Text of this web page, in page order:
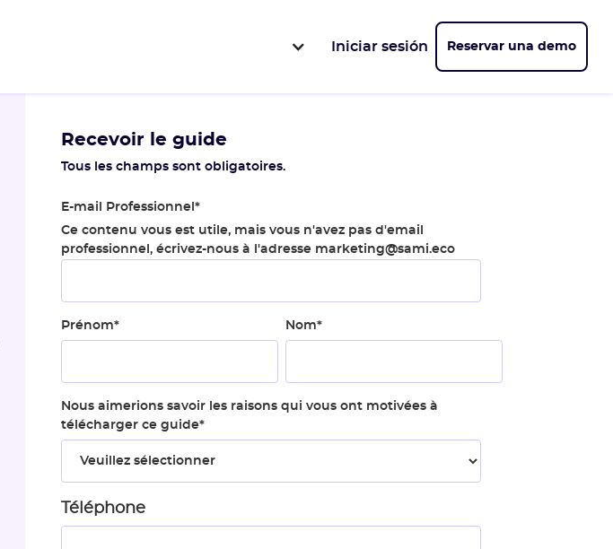
Iniciar sesión Reservar una demo
Recevoir le guide
Tous les champs sont obligatoires.
E-mail Professionnel*
Ce contenu vous est utile, mais vous n'avez pas d'email
professionnel, écrivez-nous à l'adresse marketing@sami.eco
Prénom* Nom*
Nous aimerions savoir les raisons qui vous ont motivées à
télécharger ce guide*
Téléphone